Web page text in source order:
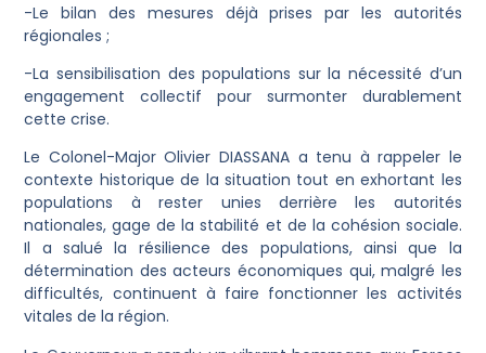
-Le bilan des mesures déjà prises par les autorités
régionales ;
-La sensibilisation des populations sur la nécessité d’un
engagement collectif pour surmonter durablement
cette crise.
Le Colonel-Major Olivier DIASSANA a tenu à rappeler le
contexte historique de la situation tout en exhortant les
populations à rester unies derrière les autorités
nationales, gage de la stabilité et de la cohésion sociale.
Il a salué la résilience des populations, ainsi que la
détermination des acteurs économiques qui, malgré les
difficultés, continuent à faire fonctionner les activités
vitales de la région.